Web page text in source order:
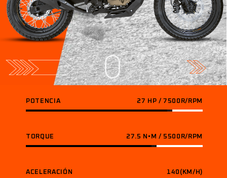
POTENCIA 27 HP / 7500R/RPM
TORQUE 27.5 N•M / 5500R/RPM
ACELERACIÓN 140(KM/H)